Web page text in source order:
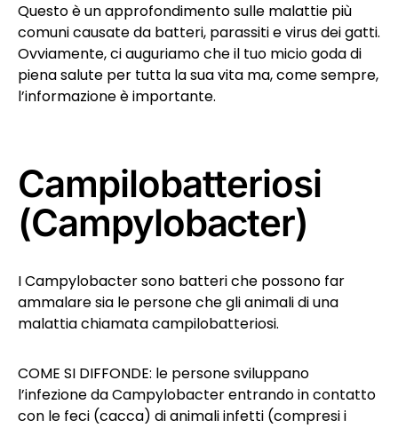
Questo è un approfondimento sulle malattie più
comuni causate da batteri, parassiti e virus dei gatti.
Ovviamente, ci auguriamo che il tuo micio goda di
piena salute per tutta la sua vita ma, come sempre,
l’informazione è importante.
Campilobatteriosi
(Campylobacter)
I Campylobacter sono batteri che possono far
ammalare sia le persone che gli animali di una
malattia chiamata campilobatteriosi.
COME SI DIFFONDE: le persone sviluppano
l’infezione da Campylobacter entrando in contatto
con le feci (cacca) di animali infetti (compresi i